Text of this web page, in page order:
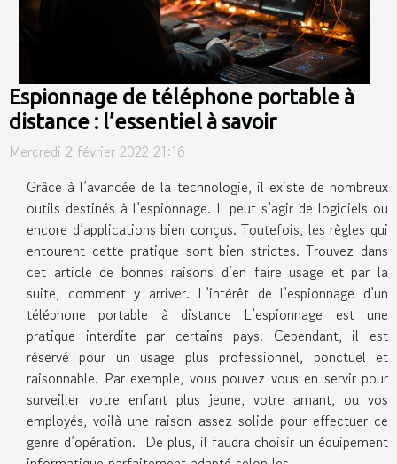
Espionnage de téléphone portable à
distance : l’essentiel à savoir
Mercredi 2 février 2022 21:16
Grâce à l’avancée de la technologie, il existe de nombreux
outils destinés à l’espionnage. Il peut s’agir de logiciels ou
encore d’applications bien conçus. Toutefois, les règles qui
entourent cette pratique sont bien strictes. Trouvez dans
cet article de bonnes raisons d’en faire usage et par la
suite, comment y arriver. L’intérêt de l’espionnage d’un
téléphone portable à distance L’espionnage est une
pratique interdite par certains pays. Cependant, il est
réservé pour un usage plus professionnel, ponctuel et
raisonnable. Par exemple, vous pouvez vous en servir pour
surveiller votre enfant plus jeune, votre amant, ou vos
employés, voilà une raison assez solide pour effectuer ce
genre d’opération. De plus, il faudra choisir un équipement